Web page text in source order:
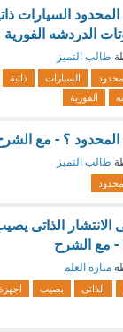
السيارات
الدردشه
طالب التميز
السيارات ذاتية
الفورية
المحدود ؟ - مع
طالب التميز
الذاتى
- مع الشرح
منارة العلم
الذاتى يصيب